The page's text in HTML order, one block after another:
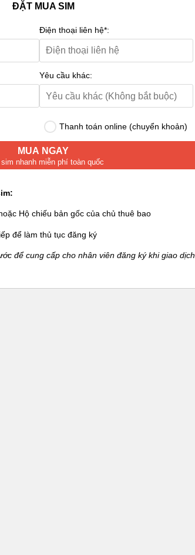
ĐẶT MUA SIM
Điện thoại liên hệ*:
Yêu cầu khác:
Thanh toán online (chuyển khoản)
MUA NGAY
nhanh miễn phí toàn quốc
Hộ chiếu bản gốc của chủ thuê bao
để làm thủ tục đăng ký
để cung cấp cho nhân viên đăng ký khi giao dịch